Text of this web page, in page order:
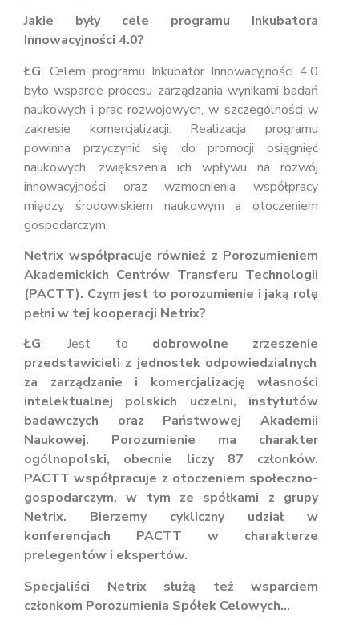
Jakie były cele programu Inkubatora
Innowacyjności 4.0?
ŁG: Celem programu Inkubator Innowacyjności 4.0
było wsparcie procesu zarządzania wynikami badań
naukowych i prac rozwojowych, w szczególności w
zakresie komercjalizacji. Realizacja programu
powinna przyczynić się do promocji osiągnięć
naukowych, zwiększenia ich wpływu na rozwój
innowacyjności oraz wzmocnienia współpracy
między środowiskiem naukowym a otoczeniem
gospodarczym.
Netrix współpracuje również z Porozumieniem
Akademickich Centrów Transferu Technologii
(PACTT). Czym jest to porozumienie i jaką rolę
pełni w tej kooperacji Netrix?
ŁG: Jest to dobrowolne zrzeszenie
przedstawicieli z jednostek odpowiedzialnych
za zarządzanie i komercjalizację własności
intelektualnej polskich uczelni, instytutów
badawczych oraz Państwowej Akademii
Naukowej. Porozumienie ma charakter
ogólnopolski, obecnie liczy 87 członków.
PACTTwspółpracuje z otoczeniem społeczno-
gospodarczym, w tym ze spółkami z grupy
Netrix. Bierzemy cykliczny udział w
konferencjach PACTT w charakterze
prelegentów i ekspertów.
Specjaliści Netrix służą też wsparciem
członkom Porozumienia Spółek Celowych…